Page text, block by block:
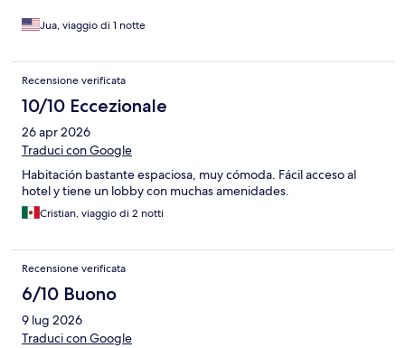
Jua, viaggio di 1 notte
Recensione verificata
10/10 Eccezionale
26 apr 2026
Traduci con Google
Habitación bastante espaciosa, muy cómoda. Fácil acceso al
hotel y tiene un lobby con muchas amenidades.
Cristian, viaggio di 2 notti
Recensione verificata
6/10 Buono
9 lug 2026
Traduci con Google